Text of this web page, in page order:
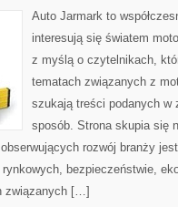
Auto Jarmark to
interesują się światem
z myślą o czytelnikach,
tematach związanych z
szukają treści podanych w
sposób. Strona skupia się
rozwój branży
bezpieczeństwie,
związanych […]